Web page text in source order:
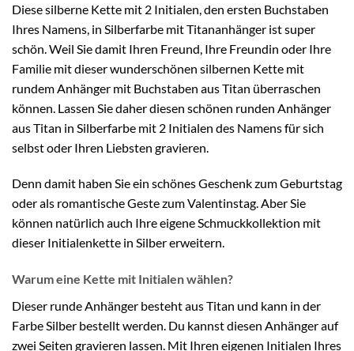
Diese silberne Kette mit 2 Initialen, den ersten Buchstaben
Ihres Namens, in Silberfarbe mit Titananhänger ist super
schön. Weil Sie damit Ihren Freund, Ihre Freundin oder Ihre
Familie mit dieser wunderschönen silbernen Kette mit
rundem Anhänger mit Buchstaben aus Titan überraschen
können. Lassen Sie daher diesen schönen runden Anhänger
aus Titan in Silberfarbe mit 2 Initialen des Namens für sich
selbst oder Ihren Liebsten gravieren.
Denn damit haben Sie ein schönes Geschenk zum Geburtstag
oder als romantische Geste zum Valentinstag. Aber Sie
können natürlich auch Ihre eigene Schmuckkollektion mit
dieser Initialenkette in Silber erweitern.
Warum eine Kette mit Initialen wählen?
Dieser runde Anhänger besteht aus Titan und kann in der
Farbe Silber bestellt werden. Du kannst diesen Anhänger auf
zwei Seiten gravieren lassen. Mit Ihren eigenen Initialen Ihres